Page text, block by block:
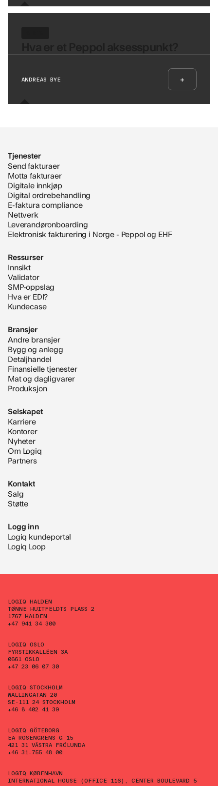
ANDREAS BYE +
Tjenester
Send fakturaer
Motta fakturaer
Digitale innkjøp
Digital ordrebehandling
E-faktura compliance
Nettverk
Leverandøronboarding
Elektronisk fakturering i Norge - Peppol og EHF
Ressurser
Innsikt
Validator
SMP-oppslag
Hva er EDI?
Kundecase
Bransjer
Andre bransjer
Bygg og anlegg
Detaljhandel
Finansielle tjenester
Mat og dagligvarer
Produksjon
Selskapet
Karriere
Kontorer
Nyheter
Om Logiq
Partners
Kontakt
Salg
Støtte
Logg inn
Logiq kundeportal
Logiq Loop
LOGIQ HALDEN
TØNNE HUITFELDTS PLASS 2
1767 HALDEN
+47 941 34 300
LOGIQ OSLO
FYRSTIKKALLÉEN 3A
0661 OSLO
+47 23 06 07 30
LOGIQ STOCKHOLM
WALLINGATAN 20
SE-111 24 STOCKHOLM
+46 8 402 41 39
LOGIQ GÖTEBORG
EA ROSENGRENS G 15
421 31 VÄSTRA FRÖLUNDA
+46 31-755 48 00
LOGIQ KØBENHAVN
INTERNATIONAL HOUSE (OFFICE 116), CENTER BOULEVARD 5